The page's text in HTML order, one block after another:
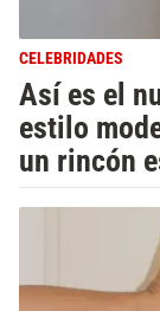
CELEBRIDADES
Así es el
estilo
un rincón